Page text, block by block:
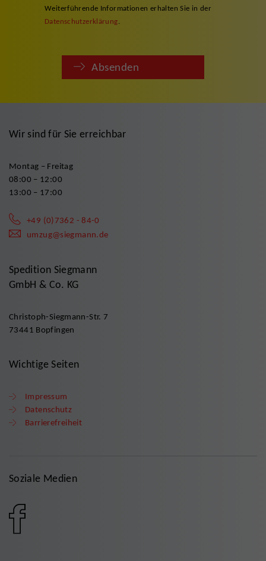
Weiterführende Informationen erhalten Sie in der
Datenschutzerklärung
Absenden
Wir sind für Sie erreichbar
Montag – Freitag
08:00 – 12:00
13:00 – 17:00
+49 (0)7362 - 84-0
umzug@siegmann.de
Spedition Siegmann
GmbH & Co. KG
Christoph-Siegmann-Str. 7
73441 Bopfingen
Wichtige Seiten
Impressum
Datenschutz
Barrierefreiheit
Soziale Medien